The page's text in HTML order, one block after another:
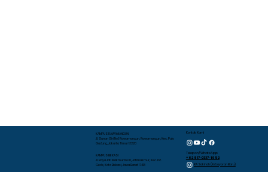
KAMPUS RAWAMANGUN
Jl. Sunan Giri No.1 Rawamangun, Rawamangun, Kec. Pulo
Gadung, Jakarta Timur 13220
KAMPUS BEKASI
Jl. Raya Jati Makmur No.10, Jatimakmur, Kec. Pd.
Gede, Kota Bekasi, Jawa Barat 17413
Kontak Kami
Telepon/WhatsApp
+62 817-0337-1952
RA Sakinah (Kebayoran Baru)